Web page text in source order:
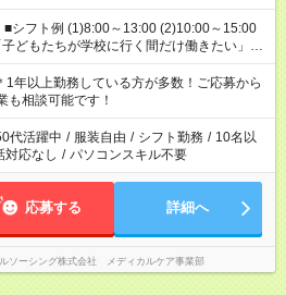
の準備がしたい」 「午前中は働いて、午後
間にしたい」 など、ご希望を教えてくださ
事の勤務時間。 合計で週40時間を超える
ん。
1年以上勤務している方が多数！ご応募から
も相談可能です！
代活躍中 / 服装自由 / シフト勤務 / 10名以
対応なし / パソコンスキル不要
応募する 詳細へ
ソーシング株式会社 メディカルケア事業部